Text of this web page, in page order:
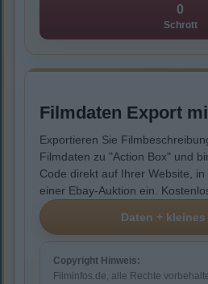
0
Schrott
Filmdaten Export
Exportieren Sie
Filmdaten zu "Action Box" und
Code direkt auf Ihrer Website,
einer Ebay-Auktion ein.
Copyright Hinweis:
Filminfos.de, alle Rechte